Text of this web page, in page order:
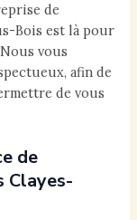
de
Bois est là pour
vous
afin de
de vous
de
Clayes-